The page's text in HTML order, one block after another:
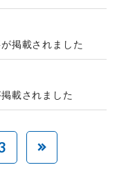
掲載されました
載されました